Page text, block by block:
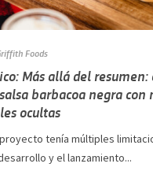
Foods
Más allá del
barbacoa negra con
ocultas
tenía múltiples
y el lanzamiento...